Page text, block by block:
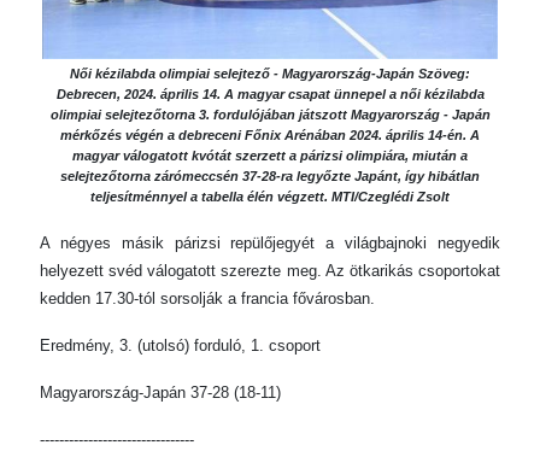
Női kézilabda olimpiai selejtező - Magyarország-Japán Szöveg:
Debrecen, 2024. április 14. A magyar csapat ünnepel a női kézilabda
olimpiai selejtezőtorna 3. fordulójában játszott Magyarország - Japán
mérkőzés végén a debreceni Főnix Arénában 2024. április 14-én. A
magyar válogatott kvótát szerzett a párizsi olimpiára, miután a
selejtezőtorna zárómeccsén 37-28-ra legyőzte Japánt, így hibátlan
teljesítménnyel a tabella élén végzett. MTI/Czeglédi Zsolt
A négyes másik párizsi repülőjegyét a világbajnoki negyedik
helyezett svéd válogatott szerezte meg. Az ötkarikás csoportokat
kedden 17.30-tól sorsolják a francia fővárosban.
Eredmény, 3. (utolsó) forduló, 1. csoport
Magyarország-Japán 37-28 (18-11)
--------------------------------